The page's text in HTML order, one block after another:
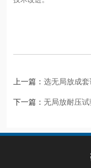
上一篇：选无局放成套试
下一篇：无局放耐压试